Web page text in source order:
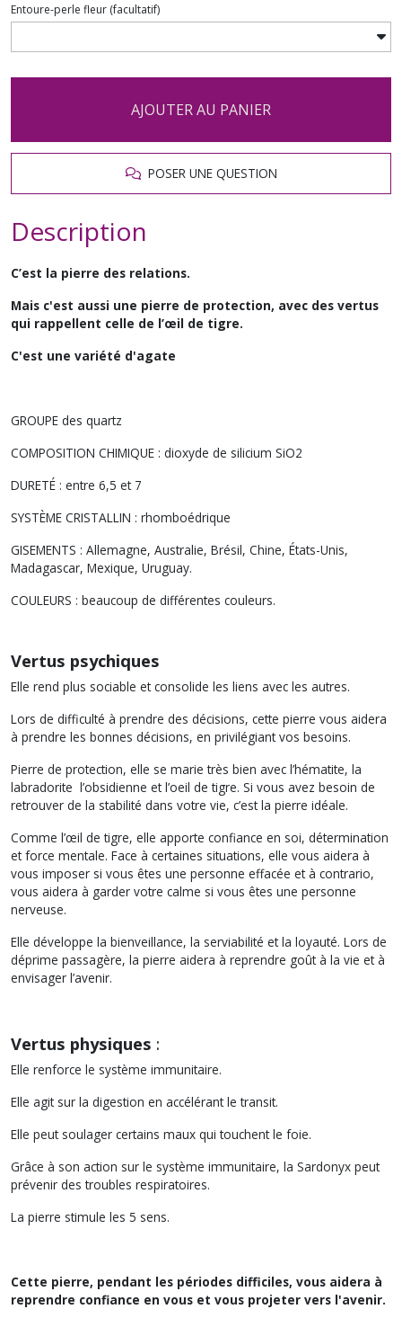
Entoure-perle fleur (facultatif)
AJOUTER AU PANIER
POSER UNE QUESTION
Description
C’est la pierre des relations.
Mais c'est aussi une pierre de protection, avec des vertus
qui rappellent celle de l’œil de tigre.
C'est une variété d'agate
GROUPE des quartz
COMPOSITION CHIMIQUE : dioxyde de silicium SiO2
DURETÉ : entre 6,5 et 7
SYSTÈME CRISTALLIN : rhomboédrique
GISEMENTS : Allemagne, Australie, Brésil, Chine, États-Unis,
Madagascar, Mexique, Uruguay.
COULEURS : beaucoup de différentes couleurs.
Vertus psychiques
Elle rend plus sociable et consolide les liens avec les autres.
Lors de difficulté à prendre des décisions, cette pierre vous aidera
à prendre les bonnes décisions, en privilégiant vos besoins.
Pierre de protection, elle se marie très bien avec l’hématite, la
labradorite l’obsidienne et l’oeil de tigre. Si vous avez besoin de
retrouver de la stabilité dans votre vie, c’est la pierre idéale.
Comme l’œil de tigre, elle apporte confiance en soi, détermination
et force mentale. Face à certaines situations, elle vous aidera à
vous imposer si vous êtes une personne effacée et à contrario,
vous aidera à garder votre calme si vous êtes une personne
nerveuse.
Elle développe la bienveillance, la serviabilité et la loyauté. Lors de
déprime passagère, la pierre aidera à reprendre goût à la vie et à
envisager l’avenir.
Vertus physiques :
Elle renforce le système immunitaire.
Elle agit sur la digestion en accélérant le transit.
Elle peut soulager certains maux qui touchent le foie.
Grâce à son action sur le système immunitaire, la Sardonyx peut
prévenir des troubles respiratoires.
La pierre stimule les 5 sens.
Cette pierre, pendant les périodes difficiles, vous aidera à
reprendre confiance en vous et vous projeter vers l'avenir.